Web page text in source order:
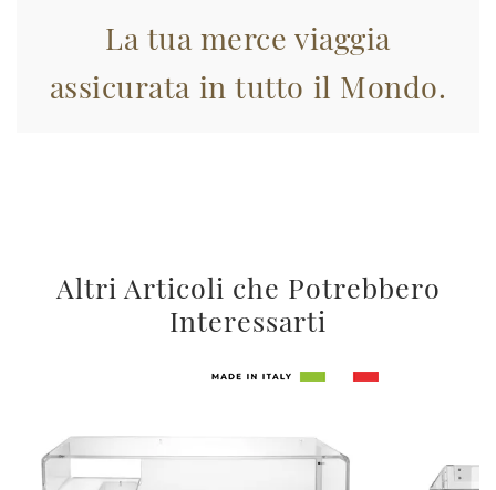
La tua merce viaggia
assicurata in tutto il Mondo.
Altri Articoli che Potrebbero
Interessarti